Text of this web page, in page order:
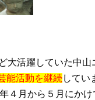
大活躍していた中
能活動を継続してい
４月から５月にか